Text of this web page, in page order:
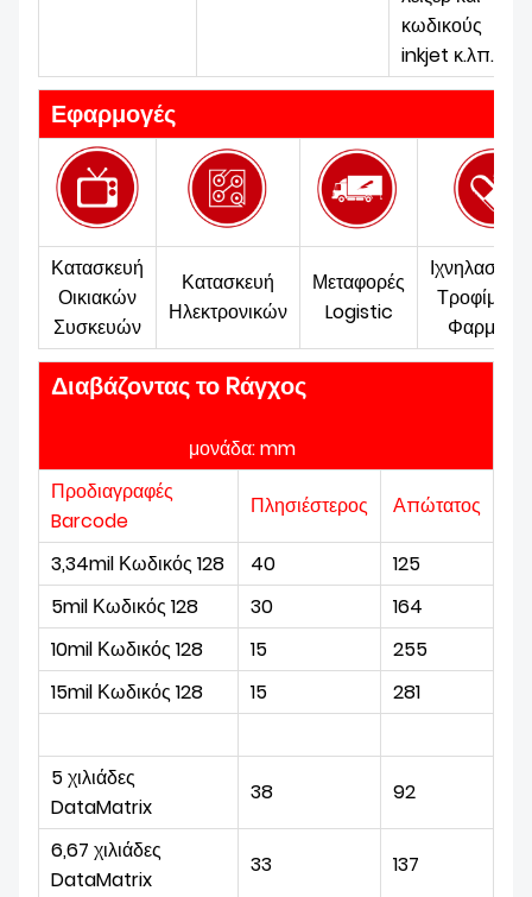
κωδικούς
inkjet κ.λπ.
Εφαρμογές
Κατασκευή
Οικιακών
Συσκευών
Κατασκευή
Ηλεκτρονικών
Μεταφορές
Logistic
Τροφίμων
Διαβάζοντας το Rάγχος
μονάδα: mm
Προδιαγραφές
Barcode
Πλησιέστερος Απώτατος
3,34mil Κωδικός 128 40
125
5mil Κωδικός 128
30
164
10mil Κωδικός 128
15
255
15mil Κωδικός 128
15 281
5 χιλιάδες
DataMatrix
38 92
6,67 χιλιάδες
DataMatrix
33 137